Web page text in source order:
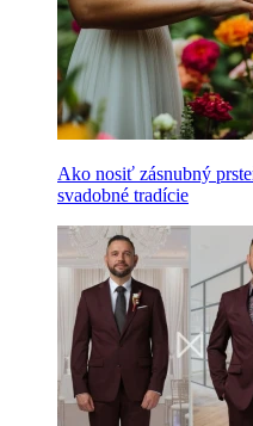
Ako nosiť zásnubný
svadobné tradície